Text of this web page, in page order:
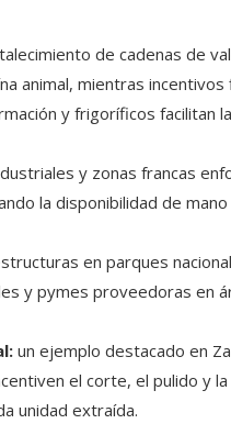
de cadenas de
animal, mientras incentivos
y frigoríficos facilitan
y zonas francas
la disponibilidad de
en parques
y pymes proveedoras en
un ejemplo destacado en
el corte, el pulido y la
unidad extraída.